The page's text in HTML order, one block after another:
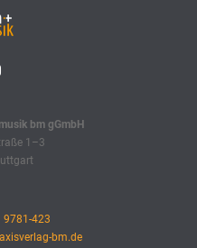
bm gGmbH
1–3
9781-423
bm.de